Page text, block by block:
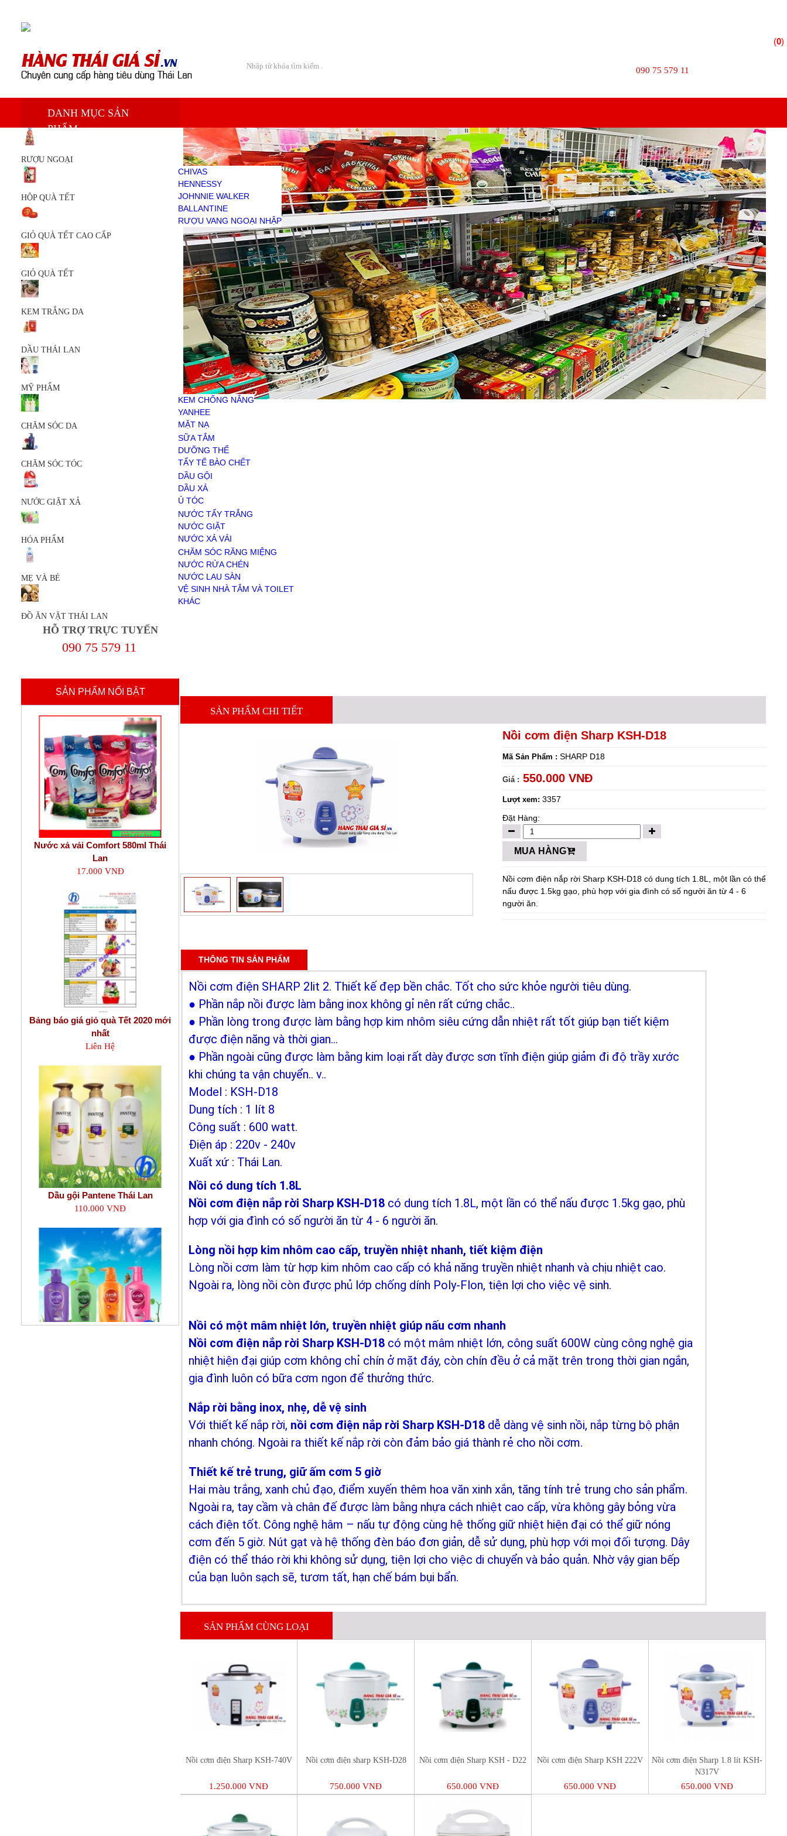
(0)
090 75 579 11
Sản phẩm
RƯỢU NGOẠI
CHIVAS
JOHNNIE WALKER
BALLANTINE
HỘP QUÀ TẾT
GIỎ QUÀ TẾT CAO CẤP
KEM TRẮNG DA
DẦU THÁI LAN
KEM CHỐNG NẮNG
YANHEE
MẶT NẠ
SERUM
SỮA RỬA MẶT
CHĂM SÓC DA
SỮA TẮM
DƯỠNG THỂ
TẨY TẾ BÀO CHẾT
CHĂM SÓC TÓC
DẦU GỘI
DẦU XẢ
Ủ TÓC
NƯỚC GIẶT XẢ
NƯỚC TẨY TRẮNG
NƯỚC GIẶT
NƯỚC XẢ VẢI
BỘT GIẶT
HÓA PHẨM
CHĂM SÓC RĂNG MIỆNG
NƯỚC RỬA CHÉN
NƯỚC LAU SÀN
VỆ SINH NHÀ TẮM VÀ TOILET
MẸ VÀ BÉ
ĐỒ ĂN VẶT THÁI LAN
Chính sách mua hàng
Chính sách thanh toán
Thanh Toán
DANH MỤC SẢN
PHẨM
RƯỢU NGOẠI
CHIVAS
HENNESSY
JOHNNIE WALKER
BALLANTINE
RƯỢU VANG NGOẠI NHẬP
HỘP QUÀ TẾT
GIỎ QUÀ TẾT CAO CẤP
GIỎ QUÀ TẾT
KEM TRẮNG DA
DẦU THÁI LAN
MỸ PHẨM
KEM CHỐNG NẮNG
YANHEE
MẶT NẠ
SERUM
SỮA RỬA MẶT
SẢN PHẨM KHÁC
CHĂM SÓC DA
SỮA TẮM
DƯỠNG THỂ
TẨY TẾ BÀO CHẾT
CHĂM SÓC TÓC
DẦU GỘI
DẦU XẢ
Ủ TÓC
NƯỚC GIẶT XẢ
NƯỚC TẨY TRẮNG
NƯỚC GIẶT
NƯỚC XẢ VẢI
BỘT GIẶT
HÓA PHẨM
CHĂM SÓC RĂNG MIỆNG
NƯỚC RỬA CHÉN
NƯỚC LAU SÀN
VỆ SINH NHÀ TẮM VÀ TOILET
KHÁC
MẸ VÀ BÉ
ĐỒ ĂN VẶT THÁI LAN
HỖ TRỢ TRỰC TUYẾN
090 75 579 11
SẢN PHẨM NỔI BẬT
Nước xả vải Comfort 580ml Thái
Lan
17.000 VNĐ
Bảng báo giá giỏ quà Tết 2020 mới
nhất
Liên Hệ
Dầu gội Pantene Thái Lan
110.000 VNĐ
SẢN PHẨM CHI TIẾT
Nồi cơm điện Sharp KSH-D18
Mã Sản Phẩm : SHARP D18
Giá : 550.000 VNĐ
Lượt xem: 3357
Đặt Hàng:
MUA HÀNG
Nồi cơm điện nắp rời Sharp KSH-D18 có dung tích 1.8L, một lần có thể
nấu được 1.5kg gạo, phù hợp với gia đình có số người ăn từ 4 - 6
người ăn.
THÔNG TIN SẢN PHẨM
Nồi cơm điện SHARP 2lit 2. Thiết kế đẹp bền chắc. Tốt cho sức khỏe người tiêu dùng.
● Phần nắp nồi được làm bằng inox không gỉ nên rất cứng chắc..
● Phần lòng trong được làm bằng hợp kim nhôm siêu cứng dẫn nhiệt rất tốt giúp bạn tiết kiệm
được điện năng và thời gian...
● Phần ngoài cũng được làm bằng kim loại rất dày được sơn tĩnh điện giúp giảm đi độ trầy xước
khi chúng ta vận chuyển.. v..
Model : KSH-D18
Dung tích : 1 lít 8
Công suất : 600 watt.
Điện áp : 220v - 240v
Xuất xứ : Thái Lan.
Nồi có dung tích 1.8L
Nồi cơm điện nắp rời Sharp KSH-D18 có dung tích 1.8L, một lần có thể nấu được 1.5kg gạo, phù
hợp với gia đình có số người ăn từ 4 - 6 người ăn.
Lòng nồi hợp kim nhôm cao cấp, truyền nhiệt nhanh, tiết kiệm điện
Lòng nồi cơm làm từ hợp kim nhôm cao cấp có khả năng truyền nhiệt nhanh và chịu nhiệt cao.
Ngoài ra, lòng nồi còn được phủ lớp chống dính Poly-Flon, tiện lợi cho việc vệ sinh.
Nồi có một mâm nhiệt lớn, truyền nhiệt giúp nấu cơm nhanh
Nồi cơm điện nắp rời Sharp KSH-D18 có một mâm nhiệt lớn, công suất 600W cùng công nghệ gia
nhiệt hiện đại giúp cơm không chỉ chín ở mặt đáy, còn chín đều ở cả mặt trên trong thời gian ngắn,
gia đình luôn có bữa cơm ngon để thưởng thức.
Nắp rời bằng inox, nhẹ, dễ vệ sinh
Với thiết kế nắp rời, nồi cơm điện nắp rời Sharp KSH-D18 dễ dàng vệ sinh nồi, nắp từng bộ phận
nhanh chóng. Ngoài ra thiết kế nắp rời còn đảm bảo giá thành rẻ cho nồi cơm.
Thiết kế trẻ trung, giữ ấm cơm 5 giờ
Hai màu trắng, xanh chủ đạo, điểm xuyến thêm hoa văn xinh xắn, tăng tính trẻ trung cho sản phẩm.
Ngoài ra, tay cầm và chân đế được làm bằng nhựa cách nhiệt cao cấp, vừa không gây bỏng vừa
cách điện tốt. Công nghệ hâm – nấu tự động cùng hệ thống giữ nhiệt hiện đại có thể giữ nóng
cơm đến 5 giờ. Nút gạt và hệ thống đèn báo đơn giản, dễ sử dụng, phù hợp với mọi đối tượng. Dây
điện có thể tháo rời khi không sử dụng, tiện lợi cho việc di chuyển và bảo quản. Nhờ vậy gian bếp
của bạn luôn sạch sẽ, tươm tất, hạn chế bám bụi bẩn.
SẢN PHẨM CÙNG LOẠI
Nồi cơm điện Sharp KSH-740V
1.250.000 VNĐ
Nồi cơm điện sharp KSH-D28
750.000 VNĐ
Nồi cơm điện Sharp KSH - D22
650.000 VNĐ
Nồi cơm điện Sharp KSH 222V
650.000 VNĐ
Nồi cơm điện Sharp 1.8 lít KSH-
N317V
650.000 VNĐ